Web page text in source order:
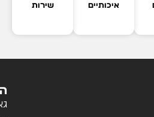
איכותיים
שירות